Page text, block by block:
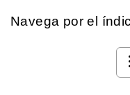
Navega por el